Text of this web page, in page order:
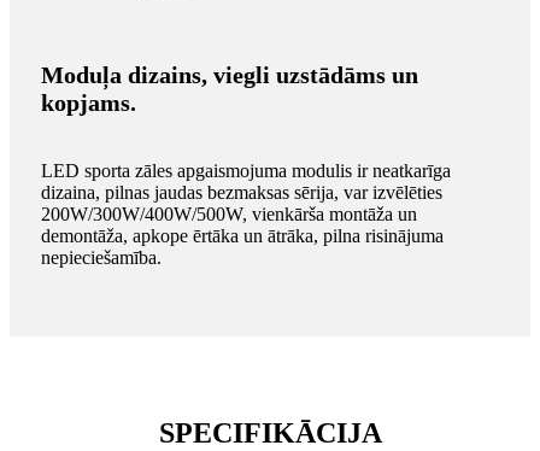
Moduļa dizains, viegli uzstādāms un
kopjams.
LED sporta zāles apgaismojuma modulis ir neatkarīga
dizaina, pilnas jaudas bezmaksas sērija, var izvēlēties
200W/300W/400W/500W, vienkārša montāža un
demontāža, apkope ērtāka un ātrāka, pilna risinājuma
nepieciešamība.
SPECIFIKĀCIJA